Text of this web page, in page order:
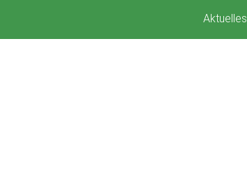
springen
Aktuelles